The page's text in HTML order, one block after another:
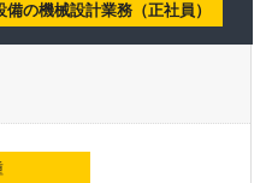
の機械設計業務（正社員）